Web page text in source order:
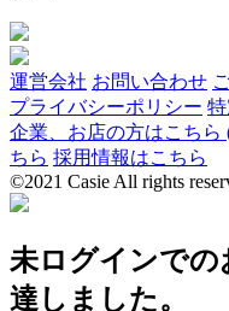
運営会社 お問い合わせ
プライバシーポリシー
企業、お店の方はこちら
ちら 採用情報はこちら
©2021 Casie All rights
未ログインでの
達しました。